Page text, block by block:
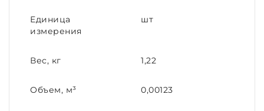
Единица
измерения
шт
Вес, кг 1,22
Объем, м³ 0,00123